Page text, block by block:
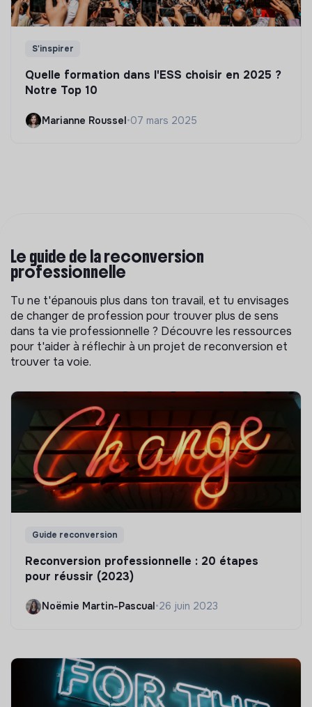
S'inspirer
Quelle formation dans l'ESS choisir en 2025 ?
Notre Top 10
Marianne Roussel•07 mars 2025
Le guide de la reconversion
professionnelle
Tu ne t'épanouis plus dans ton travail, et tu envisages
de changer de profession pour trouver plus de sens
dans ta vie professionnelle ? Découvre les ressources
pour t'aider à réflechir à un projet de reconversion et
trouver ta voie.
Guide reconversion
Reconversion professionnelle : 20 étapes
pour réussir (2023)
Noëmie Martin-Pascual •26 juin 2023